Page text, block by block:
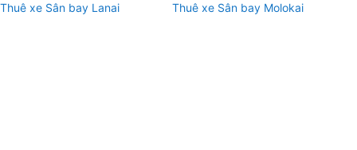
Thuê xe Sân bay Lanai
Thuê xe Sân bay Molokai